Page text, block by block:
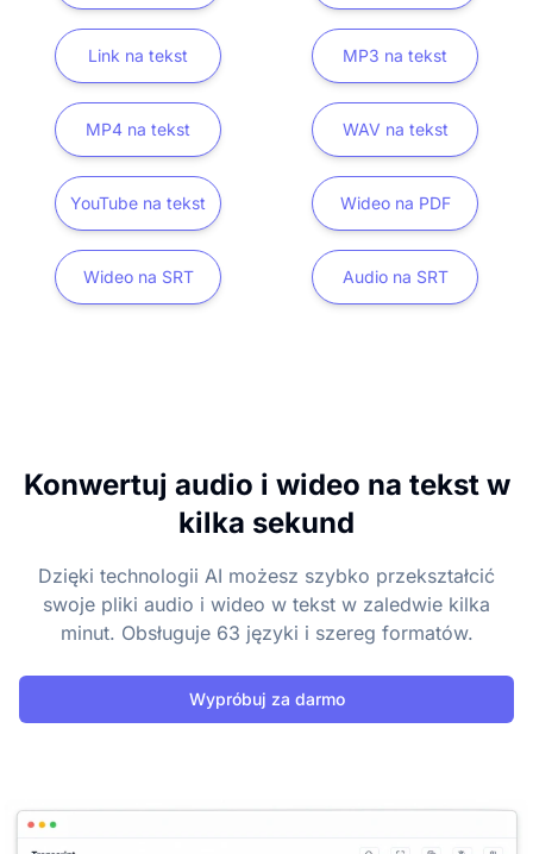
Link na tekst MP3 na tekst
MP4 na tekst WAV na tekst
YouTube na tekst Wideo na PDF
Wideo na SRT Audio na SRT
Konwertuj audio i wideo na tekst w
kilka sekund
Dzięki technologii AI możesz szybko przekształcić
swoje pliki audio i wideo w tekst w zaledwie kilka
minut. Obsługuje 63 języki i szereg formatów.
Wypróbuj za darmo